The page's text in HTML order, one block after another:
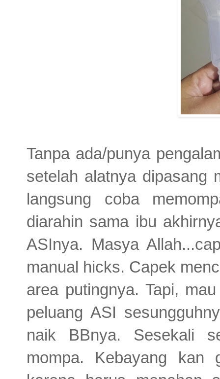
Tanpa ada/punya
setelah alatnya dipasang
langsung coba
diarahin sama ibu
ASInya. Masya
manual hicks. Capek
area putingnya. Tapi,
peluang ASI
naik BBnya. Sesekali
mompa. Kebayang kan